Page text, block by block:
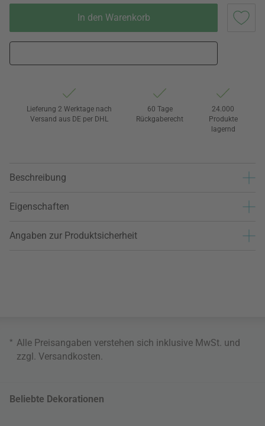
In den Warenkorb
Lieferung 2 Werktage nach
Versand aus DE per DHL
60 Tage
Rückgaberecht
24.000
Produkte
lagernd
Beschreibung
Eigenschaften
Angaben zur Produktsicherheit
* Alle Preisangaben verstehen sich inklusive MwSt. und
zzgl. Versandkosten
Beliebte Dekorationen